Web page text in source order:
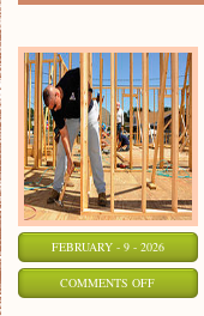
FEBRUARY - 9 - 2026
COMMENTS OFFON